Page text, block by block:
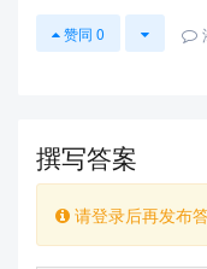
赞同 0
撰写答案
请登录后再发布